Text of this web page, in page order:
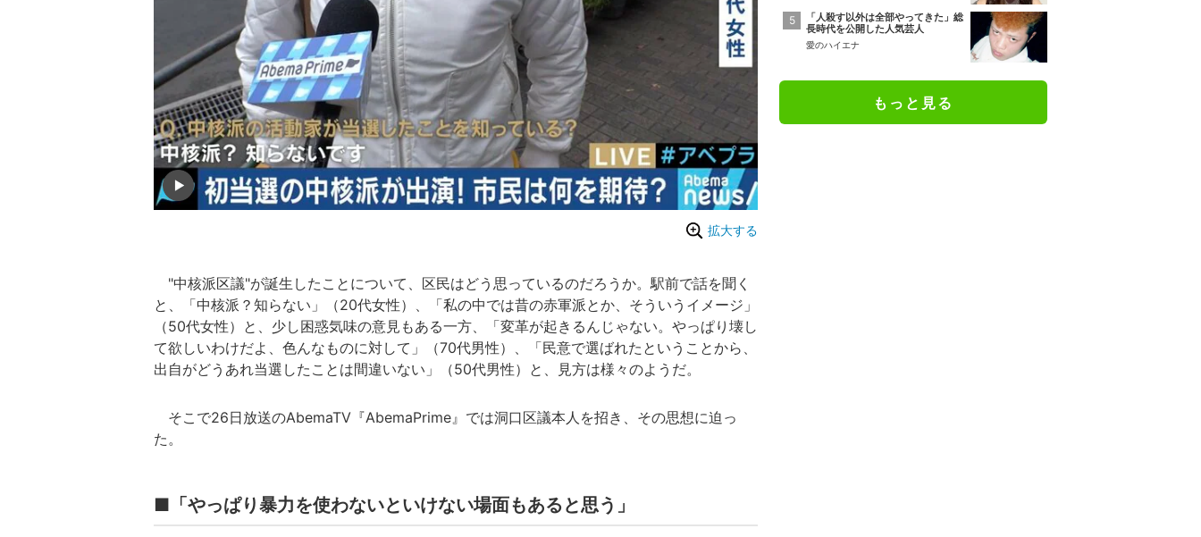
拡大する
"中核派区議"が誕生したことについて、区民はどう思っているのだろうか。駅前で話を聞く
と、「中核派？知らない」（20代女性）、「私の中では昔の赤軍派とか、そういうイメージ」
（50代女性）と、少し困惑気味の意見もある一方、「変革が起きるんじゃない。やっぱり壊し
て欲しいわけだよ、色んなものに対して」（70代男性）、「民意で選ばれたということから、
出自がどうあれ当選したことは間違いない」（50代男性）と、見方は様々のようだ。
そこで26日放送のAbemaTV『AbemaPrime』では洞口区議本人を招き、その思想に迫っ
た。
■「やっぱり暴力を使わないといけない場面もあると思う」
「人殺す以外は全部やってきた」総
長時代を公開した人気芸人
愛のハイエナ
もっと見る